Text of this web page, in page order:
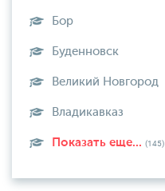
Бор
Буденновск
Великий Новгород
Владикавказ
Показать еще... (145)